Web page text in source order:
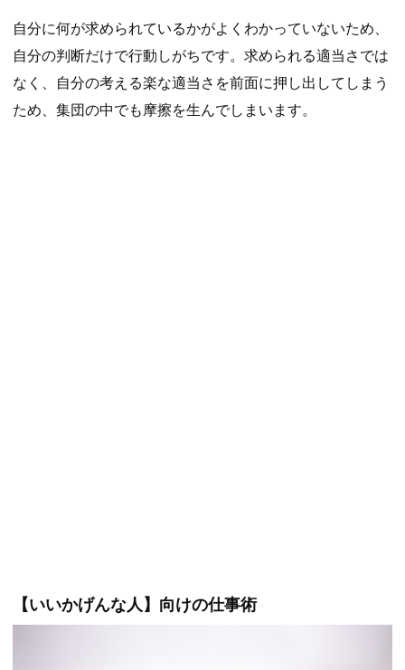
自分に何が求められているかがよくわかっていないため、
自分の判断だけで行動しがちです。求められる適当さでは
なく、自分の考える楽な適当さを前面に押し出してしまう
ため、集団の中でも摩擦を生んでしまいます。
【いいかげんな人】向けの仕事術